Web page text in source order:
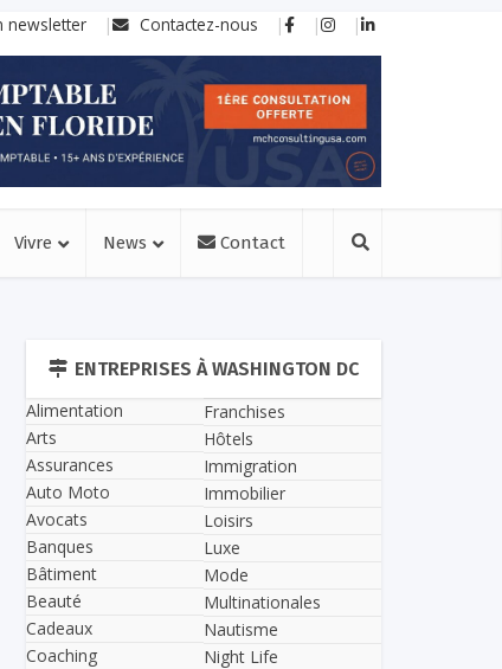
newsletter Contactez-nous
Vivre News Contact
ENTREPRISES À WASHINGTON DC
Alimentation
Arts
Assurances
Auto Moto
Avocats
Banques
Bâtiment
Beauté
Cadeaux
Coaching
Franchises
Hôtels
Immigration
Immobilier
Loisirs
Luxe
Mode
Multinationales
Nautisme
Night Life